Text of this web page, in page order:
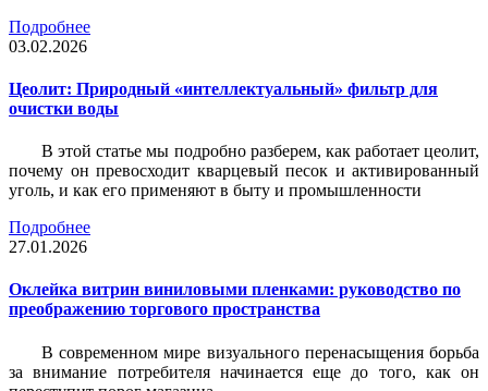
Подробнее
03.02.2026
Цеолит: Природный «интеллектуальный» фильтр для
очистки воды
В этой статье мы подробно разберем, как работает цеолит,
почему он превосходит кварцевый песок и активированный
уголь, и как его применяют в быту и промышленности
Подробнее
27.01.2026
Оклейка витрин виниловыми пленками: руководство по
преображению торгового пространства
В современном мире визуального перенасыщения борьба
за внимание потребителя начинается еще до того, как он